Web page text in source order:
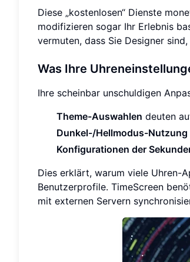
Diese „kostenlosen“ Dienste
modifizieren sogar Ihr Erlebnis
vermuten, dass Sie Designer
Was Ihre
Ihre scheinbar unschuldigen
Theme-Auswahlen deuten
Dunkel-/Hellmodus-Nutzung
Konfigurationen der
Dies erklärt, warum viele Uhren-
Benutzerprofile. TimeScreen
mit externen Servern